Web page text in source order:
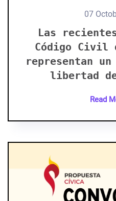
07
Las
Código Civil
representan
libertad
Read